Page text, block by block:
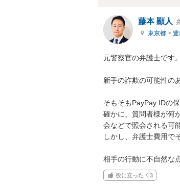
藤本 顯人
東京都 >
元警察官の弁護士です。
新手の詐欺の可能性の
そもそもPayPay IDの
確かに、質問者様が何
会などで照会される可
しかし、弁護士費用で
相手の行動に不自然な
役に立った 3